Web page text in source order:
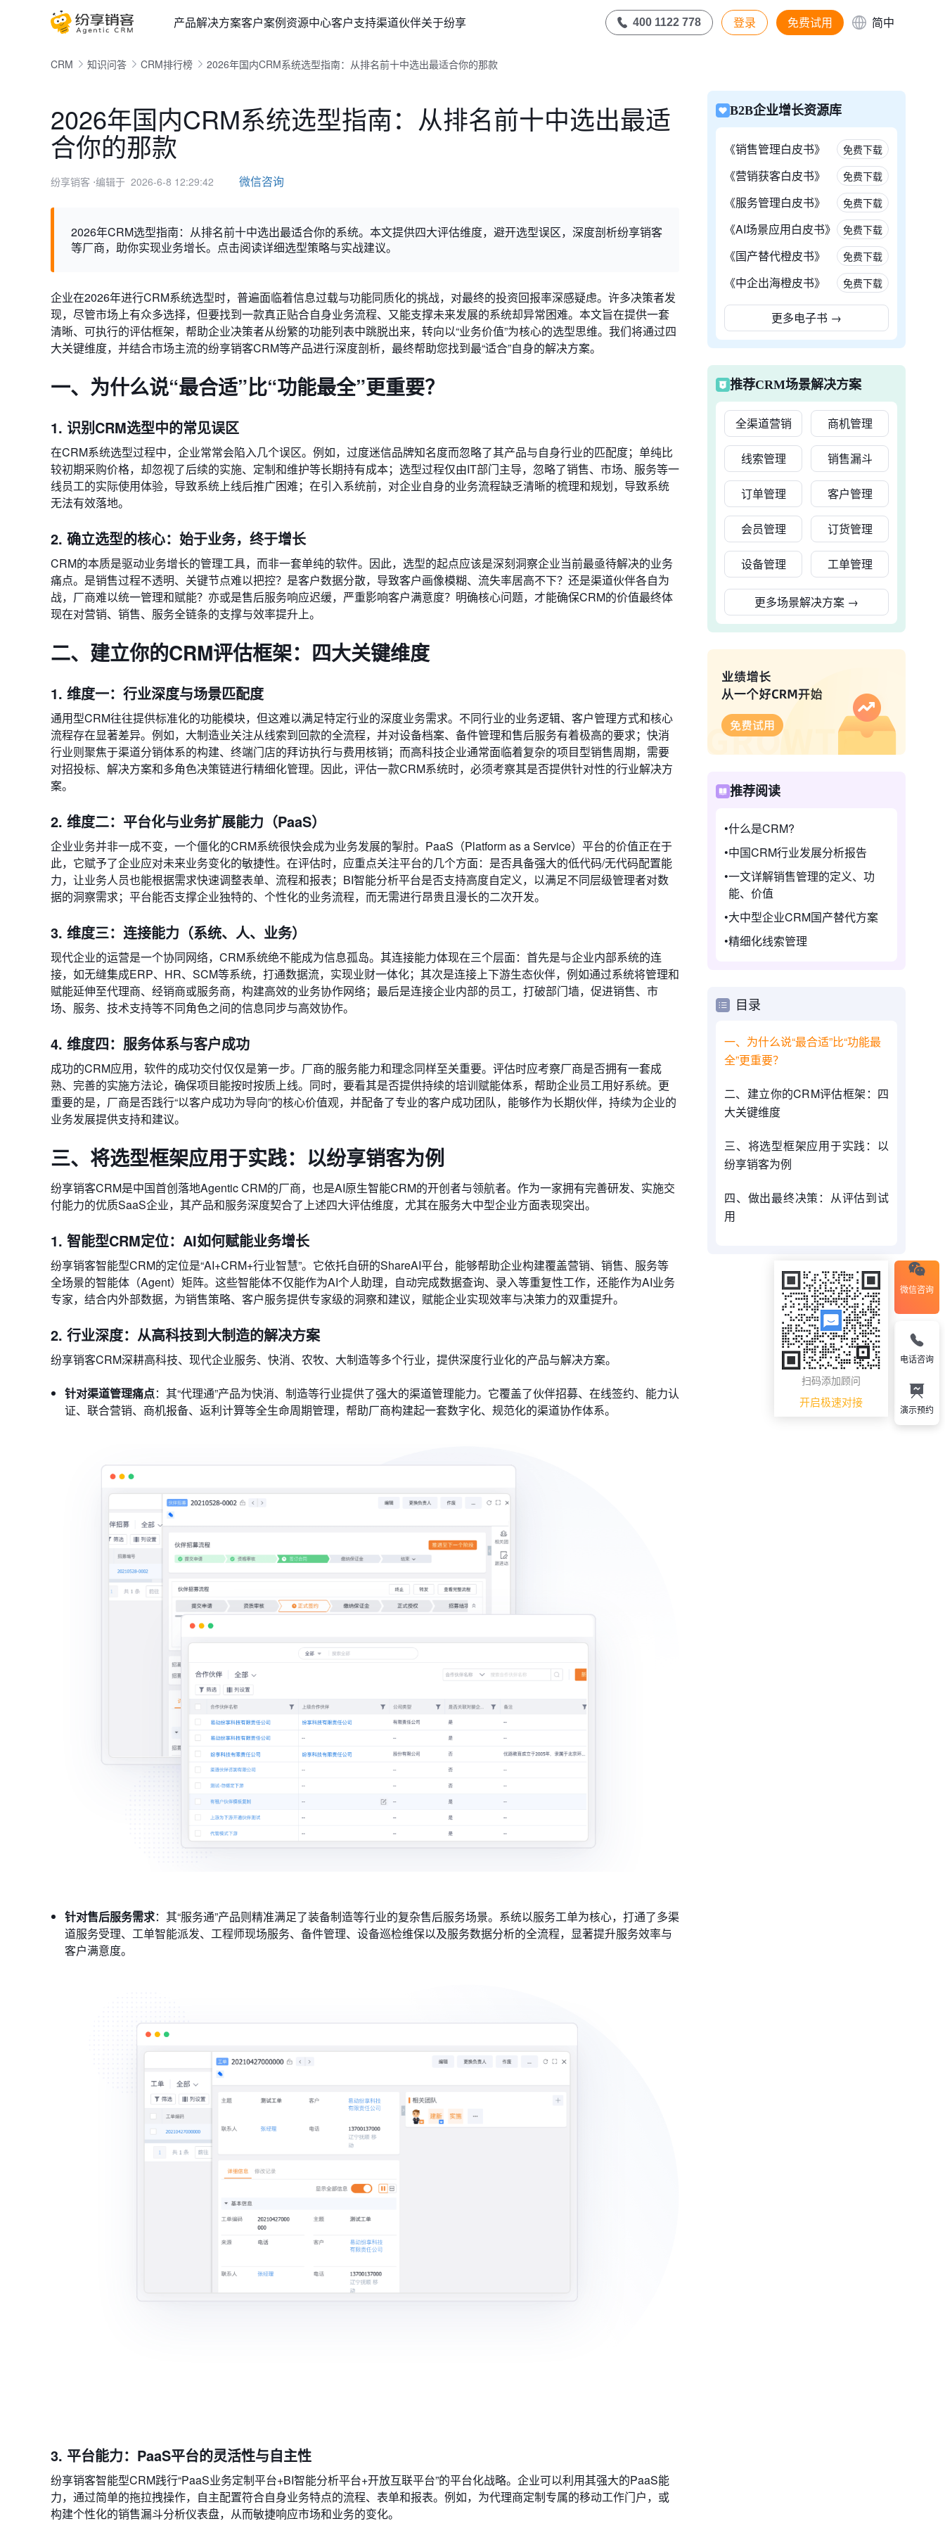
产品解决方案客户案例资源中心客户支持渠道伙伴关于纷享 400 1122 778 登录 免费试用 简中
CRM 知识问答 CRM排行榜 2026年国内CRM系统选型指南：从排名前十中选出最适合你的那款
2026年国内CRM系统选型指南：从排名前十中选出最适
合你的那款
纷享销客 ⋅编辑于 2026-6-8 12:29:42 微信咨询
2026年CRM选型指南：从排名前十中选出最适合你的系统。本文提供四大评估维度，避开选型误区，深度剖析纷享销客
等厂商，助你实现业务增长。点击阅读详细选型策略与实战建议。
企业在2026年进行CRM系统选型时，普遍面临着信息过载与功能同质化的挑战，对最终的投资回报率深感疑虑。许多决策者发
现，尽管市场上有众多选择，但要找到一款真正贴合自身业务流程、又能支撑未来发展的系统却异常困难。本文旨在提供一套
清晰、可执行的评估框架，帮助企业决策者从纷繁的功能列表中跳脱出来，转向以“业务价值”为核心的选型思维。我们将通过四
大关键维度，并结合市场主流的纷享销客CRM等产品进行深度剖析，最终帮助您找到最“适合”自身的解决方案。
一、为什么说“最合适”比“功能最全”更重要？
1. 识别CRM选型中的常见误区
在CRM系统选型过程中，企业常常会陷入几个误区。例如，过度迷信品牌知名度而忽略了其产品与自身行业的匹配度；单纯比
较初期采购价格，却忽视了后续的实施、定制和维护等长期持有成本；选型过程仅由IT部门主导，忽略了销售、市场、服务等一
线员工的实际使用体验，导致系统上线后推广困难；在引入系统前，对企业自身的业务流程缺乏清晰的梳理和规划，导致系统
无法有效落地。
2. 确立选型的核心：始于业务，终于增长
CRM的本质是驱动业务增长的管理工具，而非一套单纯的软件。因此，选型的起点应该是深刻洞察企业当前最亟待解决的业务
痛点。是销售过程不透明、关键节点难以把控？是客户数据分散，导致客户画像模糊、流失率居高不下？还是渠道伙伴各自为
战，厂商难以统一管理和赋能？亦或是售后服务响应迟缓，严重影响客户满意度？明确核心问题，才能确保CRM的价值最终体
现在对营销、销售、服务全链条的支撑与效率提升上。
二、建立你的CRM评估框架：四大关键维度
1. 维度一：行业深度与场景匹配度
通用型CRM往往提供标准化的功能模块，但这难以满足特定行业的深度业务需求。不同行业的业务逻辑、客户管理方式和核心
流程存在显著差异。例如，大制造业关注从线索到回款的全流程，并对设备档案、备件管理和售后服务有着极高的要求；快消
行业则聚焦于渠道分销体系的构建、终端门店的拜访执行与费用核销；而高科技企业通常面临着复杂的项目型销售周期，需要
对招投标、解决方案和多角色决策链进行精细化管理。因此，评估一款CRM系统时，必须考察其是否提供针对性的行业解决方
案。
2. 维度二：平台化与业务扩展能力（PaaS）
企业业务并非一成不变，一个僵化的CRM系统很快会成为业务发展的掣肘。PaaS（Platform as a Service）平台的价值正在于
此，它赋予了企业应对未来业务变化的敏捷性。在评估时，应重点关注平台的几个方面：是否具备强大的低代码/无代码配置能
力，让业务人员也能根据需求快速调整表单、流程和报表；BI智能分析平台是否支持高度自定义，以满足不同层级管理者对数
据的洞察需求；平台能否支撑企业独特的、个性化的业务流程，而无需进行昂贵且漫长的二次开发。
3. 维度三：连接能力（系统、人、业务）
现代企业的运营是一个协同网络，CRM系统绝不能成为信息孤岛。其连接能力体现在三个层面：首先是与企业内部系统的连
接，如无缝集成ERP、HR、SCM等系统，打通数据流，实现业财一体化；其次是连接上下游生态伙伴，例如通过系统将管理和
赋能延伸至代理商、经销商或服务商，构建高效的业务协作网络；最后是连接企业内部的员工，打破部门墙，促进销售、市
场、服务、技术支持等不同角色之间的信息同步与高效协作。
4. 维度四：服务体系与客户成功
成功的CRM应用，软件的成功交付仅仅是第一步。厂商的服务能力和理念同样至关重要。评估时应考察厂商是否拥有一套成
熟、完善的实施方法论，确保项目能按时按质上线。同时，要看其是否提供持续的培训赋能体系，帮助企业员工用好系统。更
重要的是，厂商是否践行“以客户成功为导向”的核心价值观，并配备了专业的客户成功团队，能够作为长期伙伴，持续为企业的
业务发展提供支持和建议。
三、将选型框架应用于实践：以纷享销客为例
纷享销客CRM是中国首创落地Agentic CRM的厂商，也是AI原生智能CRM的开创者与领航者。作为一家拥有完善研发、实施交
付能力的优质SaaS企业，其产品和服务深度契合了上述四大评估维度，尤其在服务大中型企业方面表现突出。
1. 智能型CRM定位：AI如何赋能业务增长
纷享销客智能型CRM的定位是“AI+CRM+行业智慧”。它依托自研的ShareAI平台，能够帮助企业构建覆盖营销、销售、服务等
全场景的智能体（Agent）矩阵。这些智能体不仅能作为AI个人助理，自动完成数据查询、录入等重复性工作，还能作为AI业务
专家，结合内外部数据，为销售策略、客户服务提供专家级的洞察和建议，赋能企业实现效率与决策力的双重提升。
2. 行业深度：从高科技到大制造的解决方案
纷享销客CRM深耕高科技、现代企业服务、快消、农牧、大制造等多个行业，提供深度行业化的产品与解决方案。
针对渠道管理痛点：其“代理通”产品为快消、制造等行业提供了强大的渠道管理能力。它覆盖了伙伴招募、在线签约、能力认
证、联合营销、商机报备、返利计算等全生命周期管理，帮助厂商构建起一套数字化、规范化的渠道协作体系。
针对售后服务需求：其“服务通”产品则精准满足了装备制造等行业的复杂售后服务场景。系统以服务工单为核心，打通了多渠
道服务受理、工单智能派发、工程师现场服务、备件管理、设备巡检维保以及服务数据分析的全流程，显著提升服务效率与
客户满意度。
3. 平台能力：PaaS平台的灵活性与自主性
纷享销客智能型CRM践行“PaaS业务定制平台+BI智能分析平台+开放互联平台”的平台化战略。企业可以利用其强大的PaaS能
力，通过简单的拖拉拽操作，自主配置符合自身业务特点的流程、表单和报表。例如，为代理商定制专属的移动工作门户，或
构建个性化的销售漏斗分析仪表盘，从而敏捷响应市场和业务的变化。
B2B企业增长资源库
《销售管理白皮书》 免费下载
《营销获客白皮书》 免费下载
《服务管理白皮书》 免费下载
《AI场景应用白皮书》 免费下载
《国产替代橙皮书》 免费下载
《中企出海橙皮书》 免费下载
更多电子书 →
推荐CRM场景解决方案
全渠道营销 商机管理
线索管理 销售漏斗
订单管理 客户管理
会员管理 订货管理
设备管理 工单管理
更多场景解决方案 →
推荐阅读
什么是CRM?
中国CRM行业发展分析报告
一文详解销售管理的定义、功
能、价值
大中型企业CRM国产替代方案
精细化线索管理
目录
一、为什么说“最合适”比“功能最
全”更重要？
二、建立你的CRM评估框架：四
大关键维度
三、将选型框架应用于实践：以
纷享销客为例
四、做出最终决策：从评估到试
用
微信咨询
扫码添加顾问
开启极速对接
电话咨询
演示预约